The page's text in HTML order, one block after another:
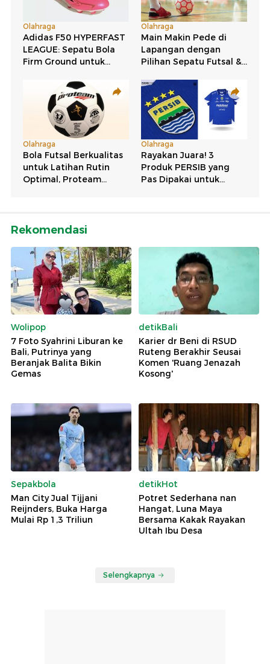
Rekomendasi
Wolipop
7 Foto Syahrini Liburan ke
Bali, Putrinya yang
Beranjak Balita Bikin
Gemas
detikBali
Karier dr Beni di RSUD
Ruteng Berakhir Seusai
Komen 'Ruang Jenazah
Kosong'
Sepakbola
Man City Jual Tijjani
Reijnders, Buka Harga
Mulai Rp 1,3 Triliun
detikHot
Potret Sederhana nan
Hangat, Luna Maya
Bersama Kakak Rayakan
Ultah Ibu Desa
Selengkapnya